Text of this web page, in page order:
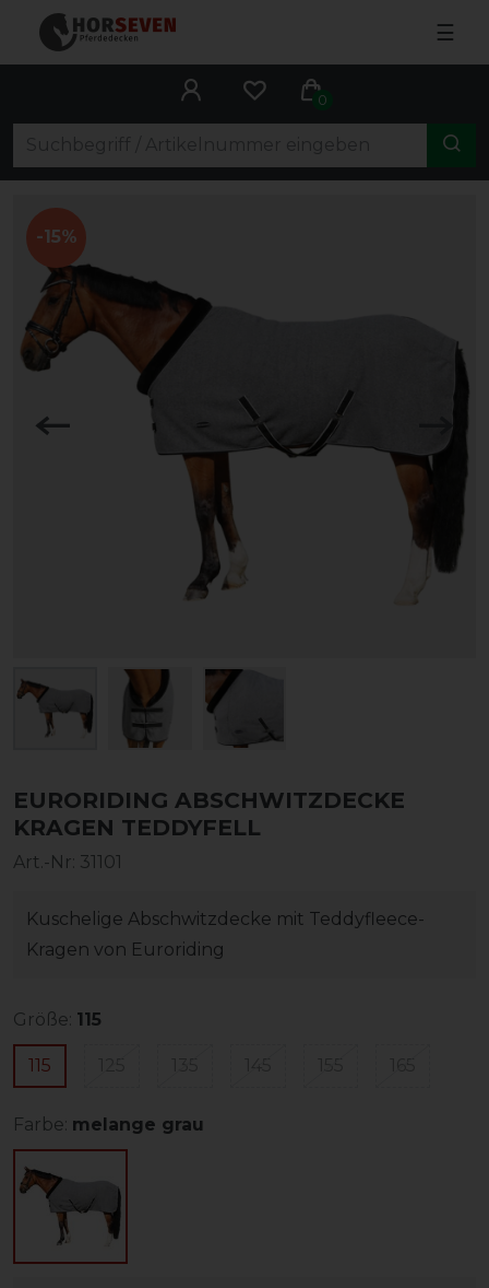
☰
0
-15%
EURORIDING ABSCHWITZDECKE
KRAGEN TEDDYFELL
Art.-Nr: 31101
Kuschelige Abschwitzdecke mit Teddyfleece-
Kragen von Euroriding
Größe: 115
115
Farbe: melange grau